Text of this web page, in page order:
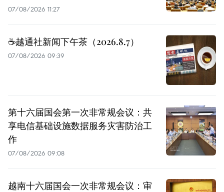
07/08/2026 11:27
☕️越通社新闻下午茶（2026.8.7）
07/08/2026 09:39
第十六届国会第一次非常规会议：共
享电信基础设施数据服务灾害防治工
作
07/08/2026 09:08
越南十六届国会一次非常规会议：审